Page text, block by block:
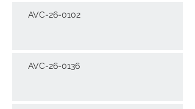
AVC-26-0102
AVC-26-0136